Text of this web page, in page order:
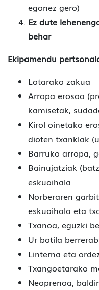
egonez gero)
Ez dute
behar
Ekipamendu
Lotarako zakua
Arropa erosoa
kamisetak,
Kirol oinetako
dioten txanklak
Barruko arropa,
Bainujatziak
eskuoihala
Norberaren
eskuoihala eta
Txanoa, eguzki
Ur botila
Linterna eta
Txangoetarako
Neoprenoa,